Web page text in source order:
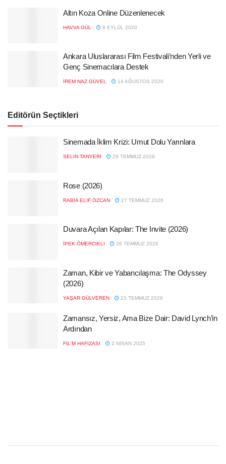
Altın Koza Online Düzenlenecek
HAVVA GÜL 8 EYLÜL 2020
Ankara Uluslararası Film Festivali’nden Yerli ve
Genç Sinemacılara Destek
İREM NAZ GÜVEL 14 AĞUSTOS 2020
Editörün Seçtikleri
Sinemada İklim Krizi: Umut Dolu Yarınlara
SELIN TANYERI 29 TEMMUZ 2026
Rose (2026)
RABIA ELIF ÖZCAN 27 TEMMUZ 2026
Duvara Açılan Kapılar: The Invite (2026)
İPEK ÖMERCIKLI 26 TEMMUZ 2026
Zaman, Kibir ve Yabancılaşma: The Odyssey
(2026)
YAŞAR GÜLVEREN 23 TEMMUZ 2026
Zamansız, Yersiz, Ama Bize Dair: David Lynch’in
Ardından
FIL'M HAFIZASI 2 NISAN 2025